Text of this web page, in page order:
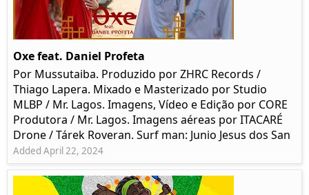
Oxe feat. Daniel Profeta
Por Mussutaiba. Produzido por ZHRC Records /
Thiago Lapera. Mixado e Masterizado por Studio
MLBP / Mr. Lagos. Imagens, Vídeo e Edição por CORE
Produtora / Mr. Lagos. Imagens aéreas por ITACARÉ
Drone / Tárek Roveran. Surf man: Junio Jesus dos San
Added April 22, 2024